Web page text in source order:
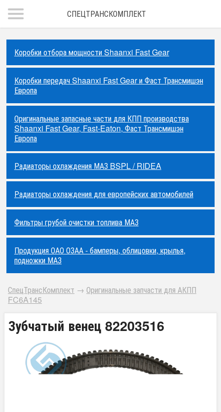
СПЕЦТРАНСКОМПЛЕКТ
Коробки отбора мощности Shaanxi Fast Gear
Коробки передач Shaanxi Fast Gear и Фаст Трансмишэн
Европа
Оригинальные запасные части для КПП производства
Shaanxi Fast Gear, Fast-Eaton, Фаст Трансмишэн
Европа
Радиаторы охлаждения МАЗ BSPL / RIDEA
Радиаторы охлаждения для европейских автомобилей
Фильтры грубой очистки топлива МАЗ
Продукция ОАО ОЗАА - бамперы, облицовки, крылья,
подножки МАЗ
СпецТрансКомплект → Оригинальные запчасти для АКПП
FC6A145
Зубчатый венец 82203516